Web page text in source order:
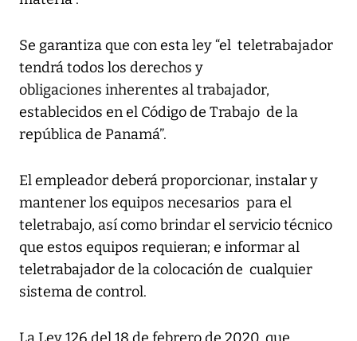
Se garantiza que con esta ley “el teletrabajador
tendrá todos los derechos y
obligaciones inherentes al trabajador,
establecidos en el Código de Trabajo de la
república de Panamá”.
El empleador deberá proporcionar, instalar y
mantener los equipos necesarios para el
teletrabajo, así como brindar el servicio técnico
que estos equipos requieran; e informar al
teletrabajador de la colocación de cualquier
sistema de control.
La Ley 126 del 18 de febrero de 2020, que